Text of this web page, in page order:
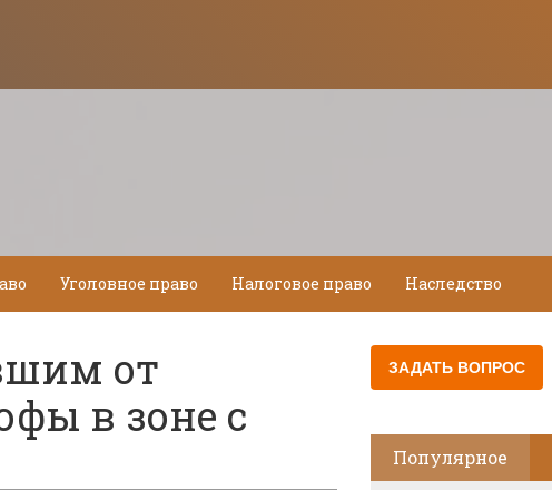
Уголовное право Налоговое право Наследство
от
в зоне с
Популярное